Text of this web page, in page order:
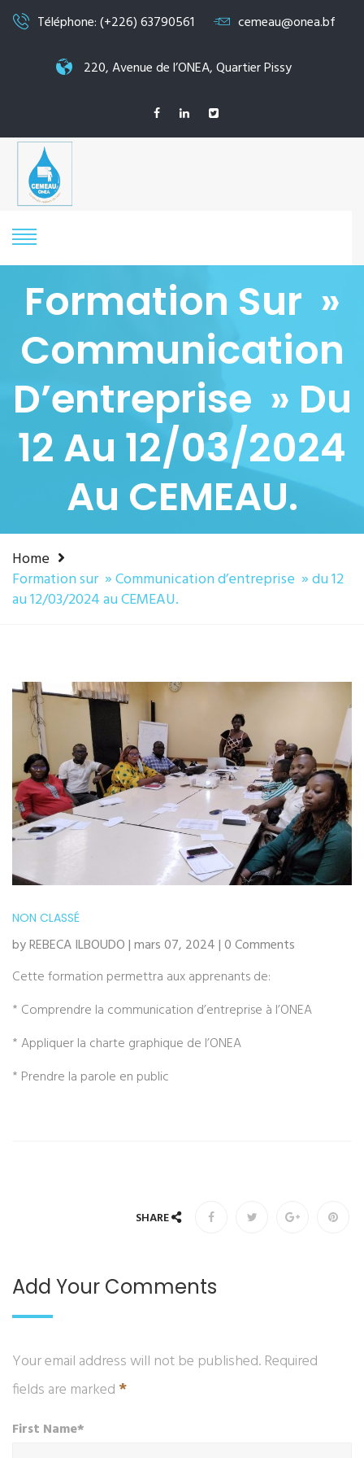
Téléphone: (+226) 63790561 cemeau@onea.bf
220, Avenue de l’ONEA, Quartier Pissy
Formation Sur »
Communication
D’entreprise » Du
12 Au 12/03/2024
Au CEMEAU.
Home
Formation sur » Communication d’entreprise » du 12
au 12/03/2024 au CEMEAU.
NON CLASSÉ
by REBECA ILBOUDO | mars 07, 2024 | 0 Comments
Cette formation permettra aux apprenants de:
* Comprendre la communication d’entreprise à l’ONEA
* Appliquer la charte graphique de l’ONEA
* Prendre la parole en public
SHARE
Add Your Comments
Your email address will not be published. Required
fields are marked *
First Name*